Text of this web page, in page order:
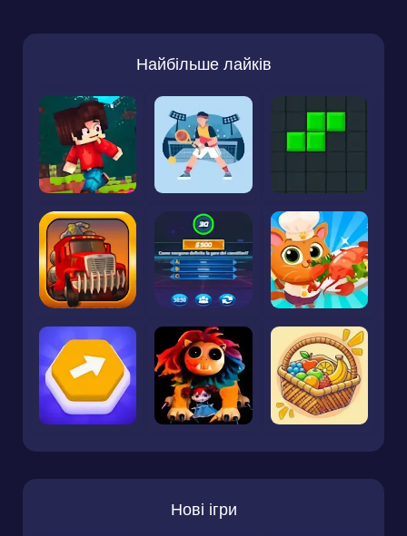
Найбільше лайків
Нові ігри